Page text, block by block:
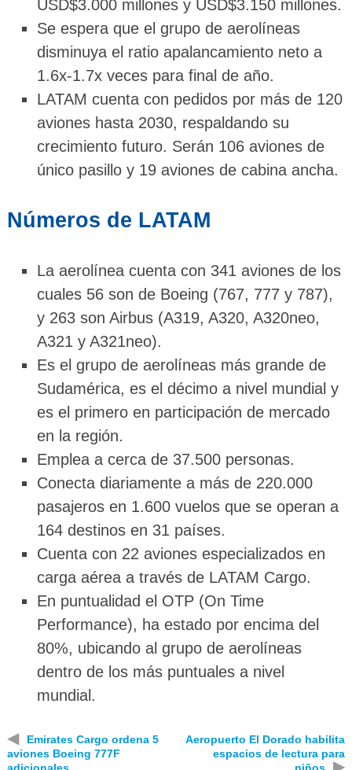
USD$3.000 millones y USD$3.150 millones.
Se espera que el grupo de aerolíneas
disminuya el ratio apalancamiento neto a
1.6x-1.7x veces para final de año.
LATAM cuenta con pedidos por más de 120
aviones hasta 2030, respaldando su
crecimiento futuro. Serán 106 aviones de
único pasillo y 19 aviones de cabina ancha.
Números de LATAM
La aerolínea cuenta con 341 aviones de los
cuales 56 son de Boeing (767, 777 y 787),
y 263 son Airbus (A319, A320, A320neo,
A321 y A321neo).
Es el grupo de aerolíneas más grande de
Sudamérica, es el décimo a nivel mundial y
es el primero en participación de mercado
en la región.
Emplea a cerca de 37.500 personas.
Conecta diariamente a más de 220.000
pasajeros en 1.600 vuelos que se operan a
164 destinos en 31 países.
Cuenta con 22 aviones especializados en
carga aérea a través de LATAM Cargo.
En puntualidad el OTP (On Time
Performance), ha estado por encima del
80%, ubicando al grupo de aerolíneas
dentro de los más puntuales a nivel
mundial.
◀
Emirates Cargo ordena 5
aviones Boeing 777F
Aeropuerto El Dorado habilita
espacios de lectura para
▶